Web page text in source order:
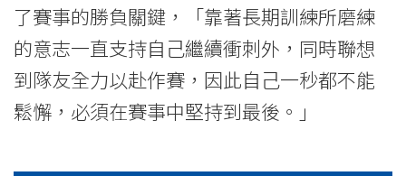
了賽事的勝負關鍵，「靠著長期訓練所磨練
的意志一直支持自己繼續衝刺外，同時聯想
到隊友全力以赴作賽，因此自己一秒都不能
鬆懈，必須在賽事中堅持到最後。」